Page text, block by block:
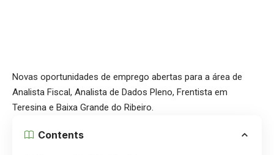
Novas oportunidades de emprego abertas para a área de
Analista Fiscal, Analista de Dados Pleno, Frentista em
Teresina e Baixa Grande do Ribeiro.
Contents